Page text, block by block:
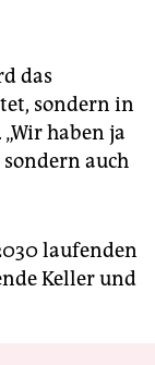
das
sondern in
haben ja
auch
laufenden
Keller und